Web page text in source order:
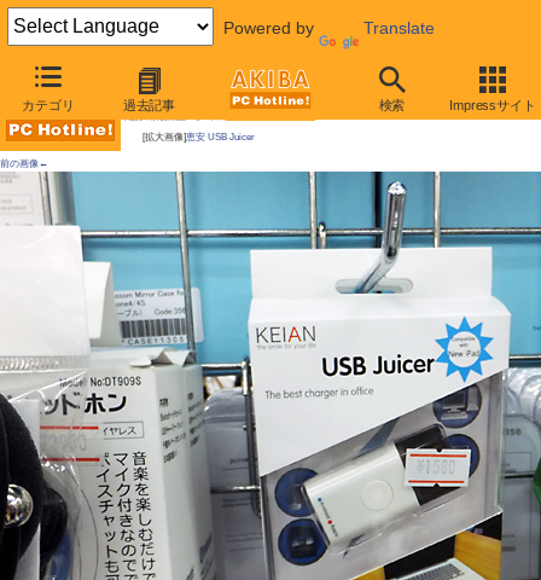
Powered by Translate
カテゴリ 過去記事 検索 Impressサイト
AKIBA PC Hotline!
[拡大画像]恵安 USB Juicer
前の画像←